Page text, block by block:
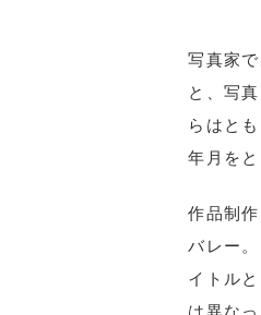
写真家
と、写
らはと
年月を
作品制
バレー
イトル